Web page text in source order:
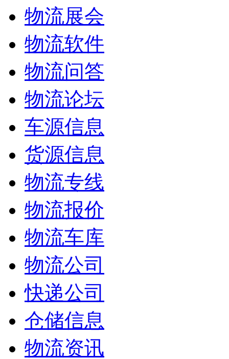
物流展会
物流软件
物流问答
物流论坛
车源信息
货源信息
物流专线
物流报价
物流车库
物流公司
快递公司
仓储信息
物流资讯